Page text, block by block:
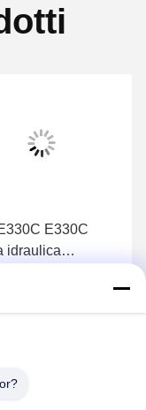
E330C
idraulica
di pompa
10R-1551
193-2703
2160039